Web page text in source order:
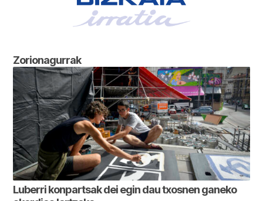
Zorionagurrak
Luberri konpartsak dei egin dau txosnen ganeko